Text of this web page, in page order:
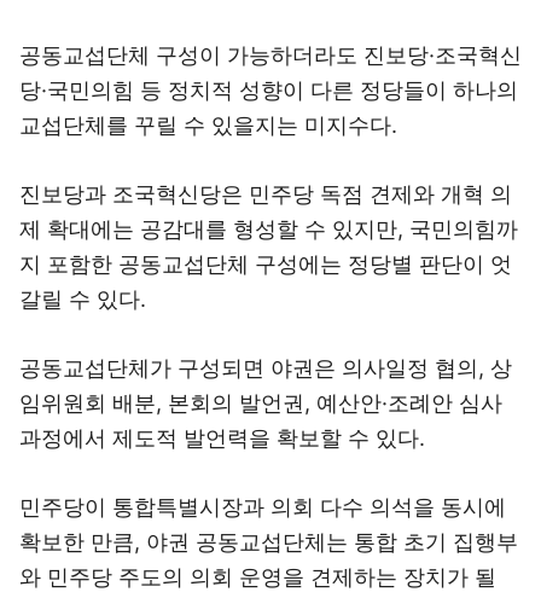
공동교섭단체 구성이 가능하더라도 진보당·조국혁신
당·국민의힘 등 정치적 성향이 다른 정당들이 하나의
교섭단체를 꾸릴 수 있을지는 미지수다.
진보당과 조국혁신당은 민주당 독점 견제와 개혁 의
제 확대에는 공감대를 형성할 수 있지만, 국민의힘까
지 포함한 공동교섭단체 구성에는 정당별 판단이 엇
갈릴 수 있다.
공동교섭단체가 구성되면 야권은 의사일정 협의, 상
임위원회 배분, 본회의 발언권, 예산안·조례안 심사
과정에서 제도적 발언력을 확보할 수 있다.
민주당이 통합특별시장과 의회 다수 의석을 동시에
확보한 만큼, 야권 공동교섭단체는 통합 초기 집행부
와 민주당 주도의 의회 운영을 견제하는 장치가 될